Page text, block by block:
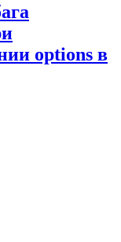
options в